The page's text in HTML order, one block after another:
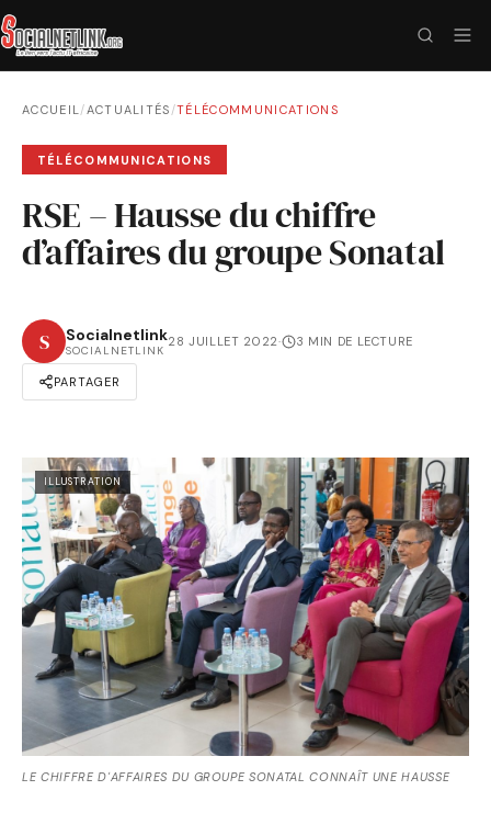
ACCUEIL/ACTUALITÉS /TÉLÉCOMMUNICATIONS
TÉLÉCOMMUNICATIONS
RSE – Hausse du chiffre
d’affaires du groupe Sonatal
S Socialnetlink
SOCIALNETLINK
28 JUILLET 2022· 3 MIN DE LECTURE
PARTAGER
ILLUSTRATION
LE CHIFFRE D'AFFAIRES DU GROUPE SONATAL CONNAÎT UNE HAUSSE